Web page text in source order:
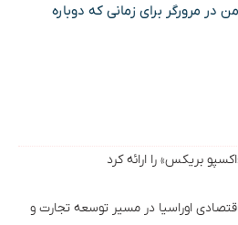
در مرورگر برای زمانی که دوباره
بریکس» را ارائه کرد
اوراسیا در مسیر توسعه تجارت و